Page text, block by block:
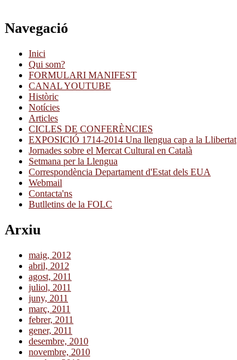
Navegació
Inici
Qui som?
FORMULARI MANIFEST
CANAL YOUTUBE
Històric
Notícies
Articles
CICLES DE CONFERÈNCIES
EXPOSICIÓ 1714-2014 Una llengua cap a la Llibertat
Jornades sobre el Mercat Cultural en Català
Setmana per la Llengua
Correspondència Departament d'Estat dels EUA
Webmail
Contacta'ns
Butlletins de la FOLC
Arxiu
maig, 2012
abril, 2012
agost, 2011
juliol, 2011
juny, 2011
març, 2011
febrer, 2011
gener, 2011
desembre, 2010
novembre, 2010